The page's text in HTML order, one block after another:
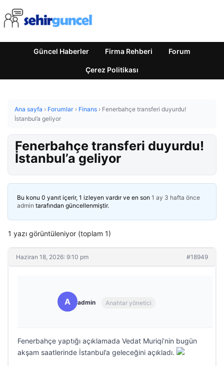
Güncel Haberler Firma Rehberi Forum
Çerez Politikası
Ana sayfa › Forumlar › Finans › Fenerbahçe transferi duyurdu!
İstanbul’a geliyor
Fenerbahçe transferi duyurdu!
İstanbul’a geliyor
Bu konu 0 yanıt içerir, 1 izleyen vardır ve en son 1 ay 3 hafta önce
admin tarafından güncellenmiştir.
1 yazı görüntüleniyor (toplam 1)
Haziran 18, 2026: 9:10 pm #18949
A admin Anahtar yönetici
Fenerbahçe yaptığı açıklamada Vedat Muriqi’nin bugün
akşam saatlerinde İstanbul’a geleceğini açıkladı.